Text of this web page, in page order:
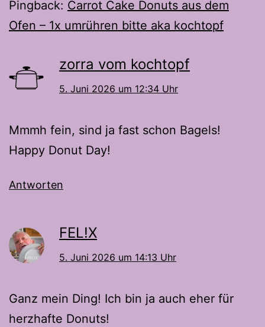
Pingback: Carrot Cake Donuts aus dem
Ofen – 1x umrühren bitte aka kochtopf
zorra vom kochtopf
5. Juni 2026 um 12:34 Uhr
Mmmh fein, sind ja fast schon Bagels!
Happy Donut Day!
Antworten
FEL!X
5. Juni 2026 um 14:13 Uhr
Ganz mein Ding! Ich bin ja auch eher für
herzhafte Donuts!